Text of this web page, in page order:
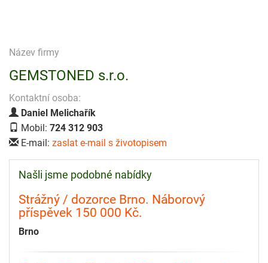
Název firmy
GEMSTONED s.r.o.
Kontaktní osoba:
Daniel Melichařík
Mobil: 724 312 903
E-mail: zaslat e-mail s životopisem
Našli jsme podobné nabídky
Strážný / dozorce Brno. Náborový
příspěvek 150 000 Kč.
Brno